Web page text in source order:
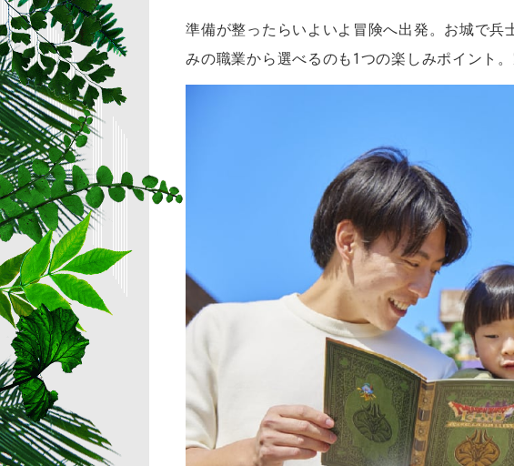
準備が整ったらいよいよ冒険へ出発。お城で
みの職業から選べるのも1つの楽しみポイント